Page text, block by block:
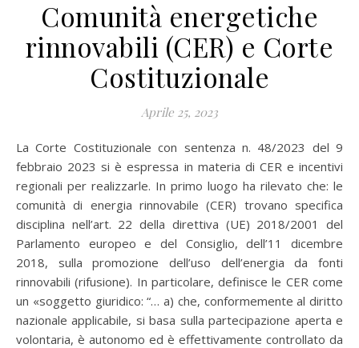
Comunità energetiche
rinnovabili (CER) e Corte
Costituzionale
Aprile 25, 2023
La Corte Costituzionale con sentenza n. 48/2023 del 9
febbraio 2023 si è espressa in materia di CER e incentivi
regionali per realizzarle. In primo luogo ha rilevato che: le
comunità di energia rinnovabile (CER) trovano specifica
disciplina nell’art. 22 della direttiva (UE) 2018/2001 del
Parlamento europeo e del Consiglio, dell’11 dicembre
2018, sulla promozione dell’uso dell’energia da fonti
rinnovabili (rifusione). In particolare, definisce le CER come
un «soggetto giuridico: “… a) che, conformemente al diritto
nazionale applicabile, si basa sulla partecipazione aperta e
volontaria, è autonomo ed è effettivamente controllato da